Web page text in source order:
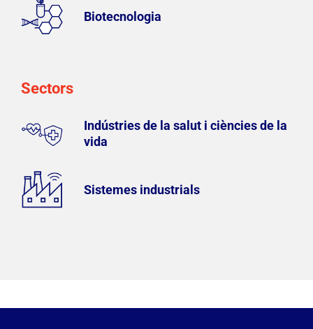
Biotecnologia
Sectors
Indústries de la salut i ciències de la
vida
Sistemes industrials